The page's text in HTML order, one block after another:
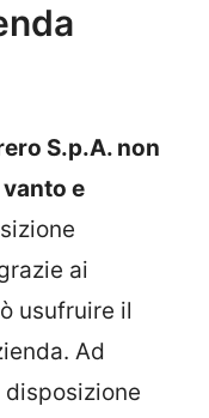
S.p.A. non
e
ai
usufruire il
Ad